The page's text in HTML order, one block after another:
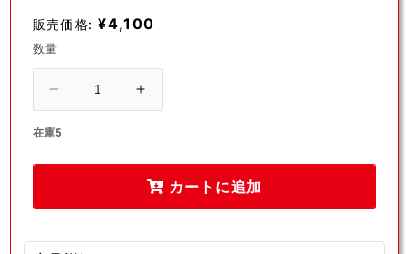
(1)
を
販売価格: ¥4,100
数量
ペ
コ
{悪}
[M5]
モ
コ
ex(SAR)
{悪}
[M5]
在庫5
カートに追加